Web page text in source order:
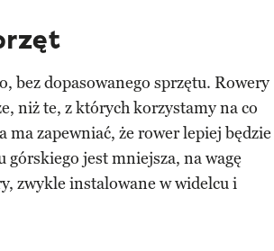
bez dopasowanego sprzętu. Rowery
niż te, z których korzystamy na co
zapewniać, że rower lepiej będzie
jest mniejsza, na wagę
zwykle instalowane w widelcu i